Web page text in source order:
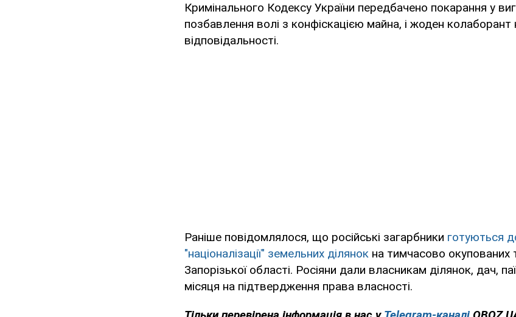
Кримінального Кодексу України передбачено покарання у
позбавлення волі з конфіскацією майна, і жоден колаборант
відповідальності.
Раніше повідомлялося, що російські загарбники готуються
"націоналізації" земельних ділянок на тимчасово окупованих
Запорізької області. Росіяни дали власникам ділянок, дач,
місяця на підтвердження права власності.